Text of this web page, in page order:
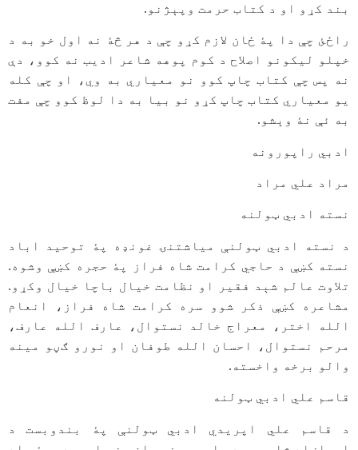
بند کړو او د کتاب حرمت وپېژنو.
راځئ چې دا پۀ ځان لازم کړو چې د هر څۀ نه اول خو به د
خپلو لیکونو اصلاح د کوم پوهه شاعر ادیب نه کوو، دې
نه پس چې کتاب چاپ کوو نو معیاري به وي، او چې کله
یو معیاري کتاب چاپ کړو نو بیا به دا لوظ کوو چې مفت
به ئې نۀ وېشو.
ادبي راپورونه
مراد علي مراد
نسته ادبي ټولنه
د نسته ادبي ټولنې مياشتنۍ غونډه پۀ توحيد اباد
نسته کښې د حاجي کرامت شاه فراز پۀ حجره کښې وشوه.
تلاوت عالم شېد فقير او نظامت خيال باچا خيال وکړو.
مشاعره کښې ذکر شوو سره کرامت شاه فراز، انعام
الله اختر، معراج خالد نستوال، عارف الله عارف،
مرحم نستوال، احسان الله طوفان او نورو ګڼو مينه
والو برخه واخسته.
قاسم علي ادبي ټولنه
د قاسم علي اپريدي ادبي ټولنې پۀ بندوبست د